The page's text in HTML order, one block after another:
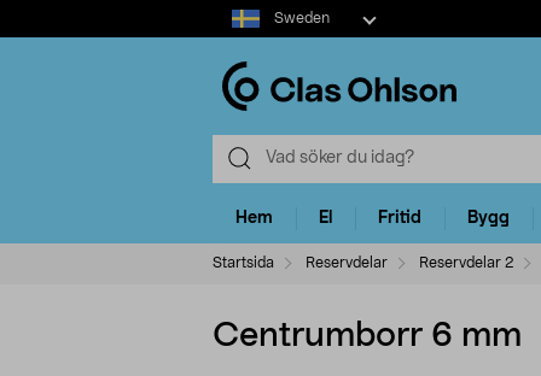
Select
market
Sweden
Hem El Fritid Bygg
Startsida Reservdelar Reservdelar 2
Centrumborr 6 mm